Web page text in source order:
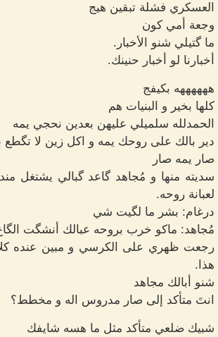
العسكري فشلة تبقين هيج
وجعة أمي كون
ما گتيلي شنو الأخبار.
أخبارنا لو أخبار حنينك.
ههههههه بكيفج
كلها بخير و البنيات هم
الحمدلله سلميلي عليهن بعدين نحجي يمه
دير بالك على روحك يمه و اكل زين لا تگطع
صار يمه صار
سديته منها و مُجاهد گاعد گبالي يشتغل
لعبانة روحه.
درغام: بشر ما لگيت شي
مُجاهد: ماكو خرب بروحه عبالك أنشگت
رجعت ظهري على الكرسي و مبين عنده
هذا.
شنو أبالك مجاهد
انتَ متأكد إلى صار مدروس اله و مخطط؟
شبيك ضلعي متأكد مثل ما هسه شايفك